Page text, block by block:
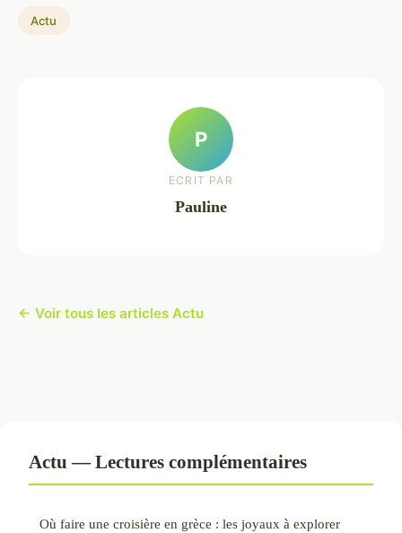
Actu
P
ECRIT PAR
Pauline
← Voir tous les articles Actu
Actu — Lectures complémentaires
Où faire une croisière en grèce : les joyaux à explorer